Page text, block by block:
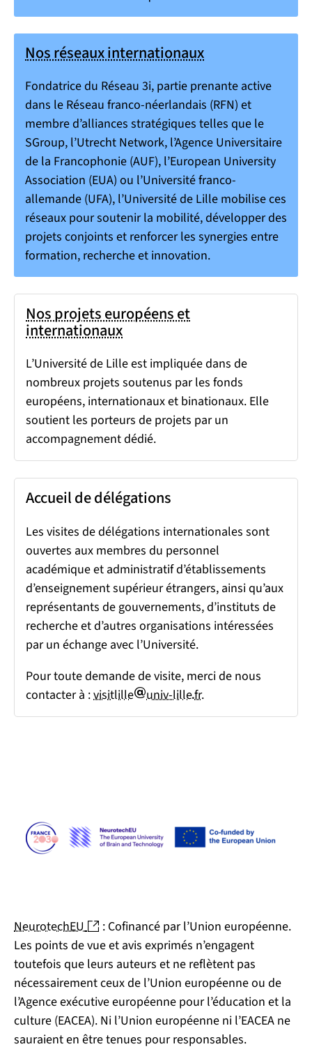
Nos réseaux internationaux
Fondatrice du Réseau 3i, partie prenante active
dans le Réseau franco-néerlandais (RFN) et
membre d’alliances stratégiques telles que le
SGroup, l’Utrecht Network, l’Agence Universitaire
de la Francophonie (AUF), l’European University
Association (EUA) ou l’Université franco-
allemande (UFA), l’Université de Lille mobilise ces
réseaux pour soutenir la mobilité, développer des
projets conjoints et renforcer les synergies entre
formation, recherche et innovation.
Nos projets européens et
internationaux
L’Université de Lille est impliquée dans de
nombreux projets soutenus par les fonds
européens, internationaux et binationaux. Elle
soutient les porteurs de projets par un
accompagnement dédié.
Accueil de délégations
Les visites de délégations internationales sont
ouvertes aux membres du personnel
académique et administratif d’établissements
d’enseignement supérieur étrangers, ainsi qu’aux
représentants de gouvernements, d’instituts de
recherche et d’autres organisations intéressées
par un échange avec l’Université.
Pour toute demande de visite, merci de nous
contacter à :visitlille arobase
univ-lillepoint
fr.
NeurotechEU (nouvelle fenêtre)
: Cofinancé par l’Union européenne.
Les points de vue et avis exprimés n’engagent
toutefois que leurs auteurs et ne reflètent pas
nécessairement ceux de l’Union européenne ou de
l’Agence exécutive européenne pour l’éducation et la
culture (EACEA). Ni l’Union européenne ni l’EACEA ne
sauraient en être tenues pour responsables.